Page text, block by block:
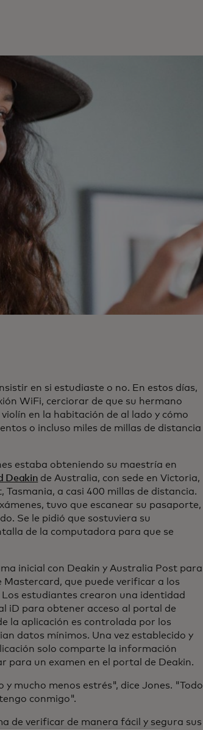
en si estudiaste o no. En estos días,
WiFi, cerciorar de que su hermano
en la habitación de al lado y cómo
o incluso miles de millas de distancia
estaba obteniendo su maestría en
Deakin de Australia, con sede en Victoria,
a casi 400 millas de distancia.
tuvo que escanear su pasaporte,
Se le pidió que sostuviera su
de la computadora para que se
inicial con Deakin y Australia Post para
que puede verificar a los
estudiantes crearon una identidad
iD para obtener acceso al portal de
la aplicación es controlada por los
datos mínimos. Una vez establecido y
solo comparte la información
para un examen en el portal de Deakin.
mucho menos estrés", dice Jones. "Todo
conmigo".
de verificar de manera fácil y segura sus